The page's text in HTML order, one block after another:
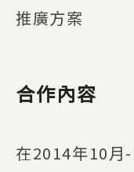
推廣方案
合作內容
在2014年10月